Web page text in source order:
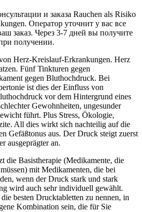
и заказа Rauchen als Risiko
Оператор уточнит у вас все
заказ. Через 3-7 дней вы получите
получении.
Herz-Kreislauf-Erkrankungen. Herz
Fünf Tinkturen gegen
gegen Bluthochdruck. Bei
ist dies der Einfluss von
vor dem Hintergrund eines
Gewohnheiten, ungesunder
führt. Plus Stress, Ökologie,
All dies wirkt sich nachteilig auf die
Gefäßtonus aus. Der Druck steigt zuerst
ausgeprägter an.
die Basistherapie (Medikamente, die
mit Medikamenten, die bei
wenn der Druck stark und stark
wird auch sehr individuell gewählt.
besten Drucktabletten zu nennen, in
Kombination sein, die für Sie